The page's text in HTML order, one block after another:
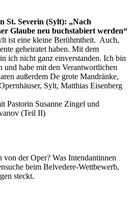
St. Severin (Sylt): „Nach
Glaube neu buchstabiert werden“
ist eine kleine Berühmtheit. Auch,
geheiratet haben. Mit dem
ich nicht ganz einverstanden. Ich bin
und habe mit den Verantwortlichen
außerdem De grote Mandränke,
Sylt, Matthias Eisenberg
Pastorin Susanne Zingel und
(Teil II)
von der Oper? Was Intendantinnen
beim Belvedere-Wettbewerb,
steckt.